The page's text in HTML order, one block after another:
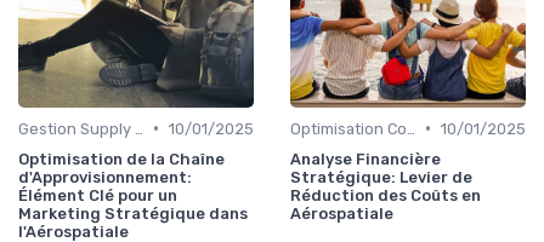
• 10/01/2025
Optimisation de la Chaîne
d'Approvisionnement:
Élément Clé pour un
Marketing Stratégique dans
l'Aérospatiale
• 10/01/2025
Analyse Financière
Stratégique: Levier de
Réduction des Coûts en
Aérospatiale